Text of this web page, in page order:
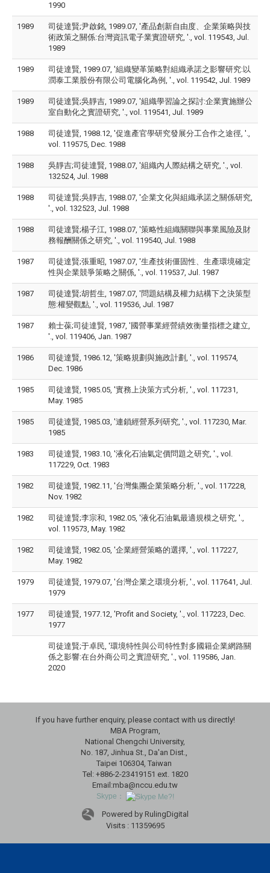
1990
1989
司徒達賢;尹啟銘, 1989.07, '產品創新自由度、企業策略與技
術政策之關係:台灣資訊電子業實證研究, '., vol. 119543, Jul.
1989
1989
司徒達賢, 1989.07, '組織變革策略對組織承諾之影響研究:以
潤泰工業股份有限公司電腦化為例, '., vol. 119542, Jul. 1989
1989
司徒達賢;吳靜吉, 1989.07, '組織學習論之探討:企業實施辦公
室自動化之實證研究, '., vol. 119541, Jul. 1989
1988
司徒達賢, 1988.12, '促進產官學研究發展分工合作之途徑, '.,
vol. 119575, Dec. 1988
1988
吳靜吉;司徒達賢, 1988.07, '組織內人際結構之研究, '., vol.
132524, Jul. 1988
1988
司徒達賢;吳靜吉, 1988.07, '企業文化與組織承諾之關係研究,
'., vol. 132523, Jul. 1988
1988
司徒達賢;楊子江, 1988.07, '策略性組織關聯與事業風險及財
務報酬關係之研究, '., vol. 119540, Jul. 1988
1987
司徒達賢;張重昭, 1987.07, '生產技術僵固性、生產環境確定
性與企業競爭策略之關係, '., vol. 119537, Jul. 1987
1987
司徒達賢;胡哲生, 1987.07, '問題結構及權力結構下之決策型
態:權變觀點, '., vol. 119536, Jul. 1987
1987
賴士葆;司徒達賢, 1987, '國營事業經營績效衡量指標之建立,
'., vol. 119406, Jan. 1987
1986
司徒達賢, 1986.12, '策略規劃與施政計劃, '., vol. 119574,
Dec. 1986
1985
司徒達賢, 1985.05, '實務上決策方式分析, '., vol. 117231,
May. 1985
1985
司徒達賢, 1985.03, '連鎖經營系列研究, '., vol. 117230, Mar.
1985
1983
司徒達賢, 1983.10, '液化石油氣定價問題之研究, '., vol.
117229, Oct. 1983
1982
司徒達賢, 1982.11, '台灣集團企業策略分析, '., vol. 117228,
Nov. 1982
1982
司徒達賢;李宗和, 1982.05, '液化石油氣最適規模之研究, '.,
vol. 119573, May. 1982
1982
司徒達賢, 1982.05, '企業經營策略的選擇, '., vol. 117227,
May. 1982
1979
司徒達賢, 1979.07, '台灣企業之環境分析, '., vol. 117641, Jul.
1979
1977
司徒達賢, 1977.12, 'Profit and Society, '., vol. 117223, Dec.
1977
司徒達賢;于卓民, '環境特性與公司特性對多國籍企業網路關
係之影響:在台外商公司之實證研究, '., vol. 119586, Jan.
2020
If you have further enquiry, please contact with us directly!
MBA Program,
National Chengchi University,
No. 187, Jinhua St., Da'an Dist.,
Taipei 106304, Taiwan
Tel: +886-2-23419151 ext. 1820
Email:mba@nccu.edu.tw
Skype：
Powered by RulingDigital
Visits : 11359695